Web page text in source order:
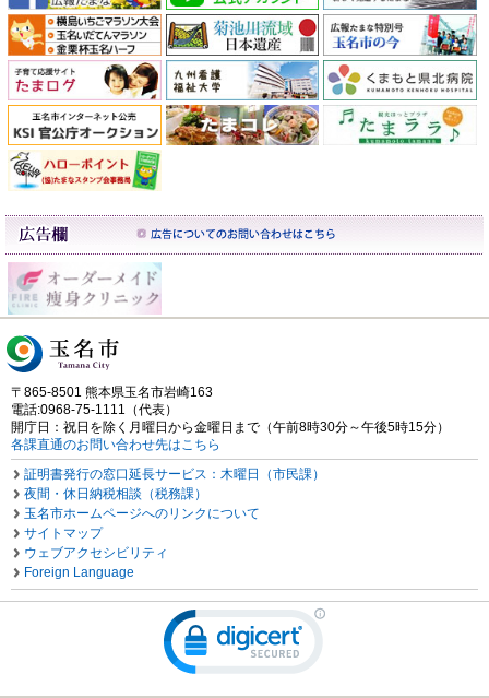
〒865-8501 熊本県玉名市岩崎163
電話:0968-75-1111（代表）
開庁日：祝日を除く月曜日から金曜日まで（午前8時30分～午後5時15分）
各課直通のお問い合わせ先はこちら
証明書発行の窓口延長サービス：木曜日（市民課）
夜間・休日納税相談（税務課）
玉名市ホームページへのリンクについて
サイトマップ
ウェブアクセシビリティ
Foreign Language